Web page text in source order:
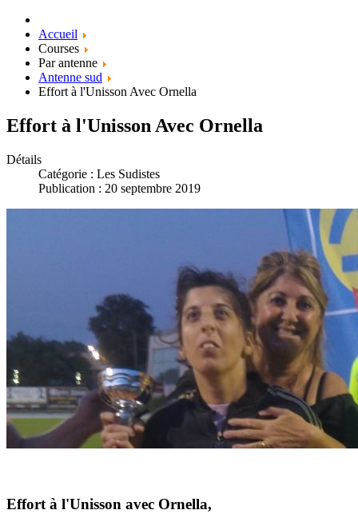
Accueil
Courses
Par antenne
Antenne sud
Effort à l'Unisson Avec Ornella
Effort à l'Unisson Avec Ornella
Détails
Catégorie : Les Sudistes
Publication : 20 septembre 2019
Effort à l'Unisson avec Ornella,